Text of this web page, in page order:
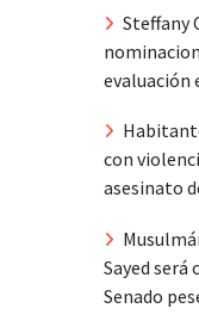
Steffany
evaluación
con
asesinato
Sayed
Senado